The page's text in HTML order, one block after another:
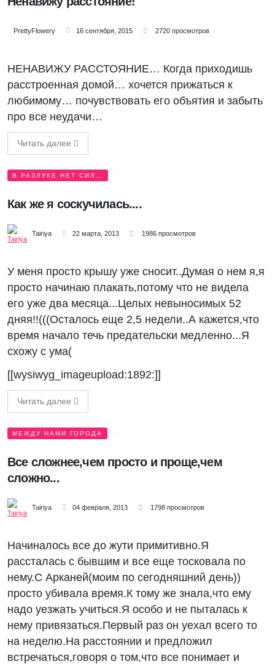
PrеttyFlowery 16 сентября, 2015 2720 просмотров
НЕНАВИЖУ РАССТОЯНИЕ… Когда приходишь
расстроенная домой… хочется прижаться к
любимому… почувствовать его объятия и забыть
про все неудачи…
Читать далее
В РАЗЛУКЕ НЕТ СИЛ…
Как же я соскучилась....
Tairiya 22 марта, 2013 1986 просмотров
У меня просто крышу уже сносит..Думая о нем я,я
просто начинаю плакать,потому что не видела
его уже два месяца...Целых невыносимых 52
дняя!!(((Осталось еще 2,5 недели..А кажется,что
время начало течь предательски медленно...Я
схожу с ума(
[[wysiwyg_imageupload:1892:]]
Читать далее
МЕЖДУ НАМИ ГОРОДА
Все сложнее,чем просто и проще,чем
сложно...
Tairiya 04 февраля, 2013 1798 просмотров
Начиналось все до жути примитивно.Я
рассталась с бывшим и все еще тосковала по
нему.С Арканей(моим по сегодняшний день))
просто убивала время.К тому же знала,что ему
надо уезжать учиться.Я особо и не пыталась к
нему привязаться.Первый раз он уехал всего то
на неделю.На расстоянии и предложил
встречаться,говоря о том,что все понимает и